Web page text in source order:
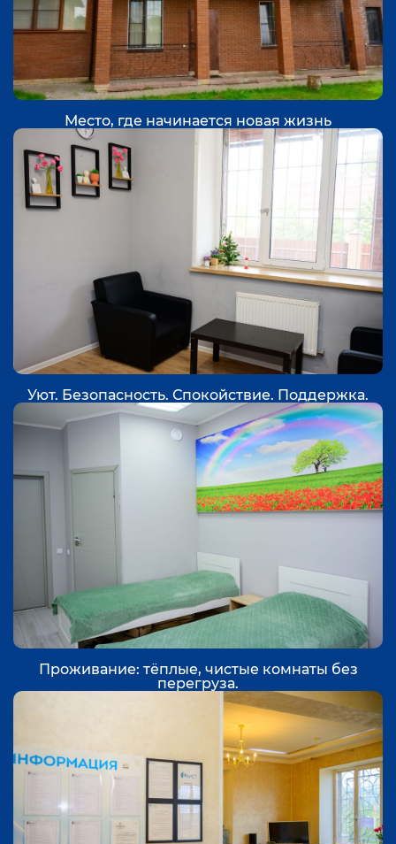
Место, где начинается новая жизнь
Уют. Безопасность. Спокойствие. Поддержка.
Проживание: тёплые, чистые комнаты без
перегруза.